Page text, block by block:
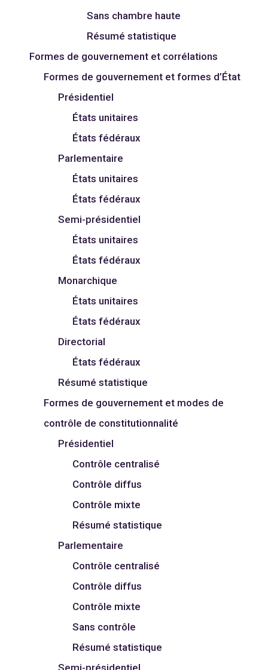
Sans chambre haute
Résumé statistique
Formes de gouvernement et corrélations
Formes de gouvernement et formes d’État
Présidentiel
États unitaires
États fédéraux
Parlementaire
États unitaires
États fédéraux
Semi-présidentiel
États unitaires
États fédéraux
Monarchique
États unitaires
États fédéraux
Directorial
États fédéraux
Résumé statistique
Formes de gouvernement et modes de
contrôle de constitutionnalité
Présidentiel
Contrôle centralisé
Contrôle diffus
Contrôle mixte
Résumé statistique
Parlementaire
Contrôle centralisé
Contrôle diffus
Contrôle mixte
Sans contrôle
Résumé statistique
Semi-présidentiel